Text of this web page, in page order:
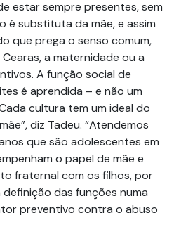
estar sempre presentes, sem
é substituta da mãe, e assim
que prega o senso comum,
a maternidade ou a
A função social de
é aprendida – e não um
cultura tem um ideal do
diz Tadeu. “Atendemos
que são adolescentes em
o papel de mãe e
fraternal com os filhos, por
definição das funções numa
preventivo contra o abuso